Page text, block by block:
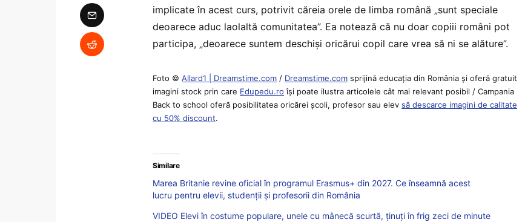
implicate în acest curs, potrivit căreia orele de limba română „sunt speciale
deoarece aduc laolaltă comunitatea”. Ea notează că nu doar copiii români pot
participa, „deoarece suntem deschiși oricărui copil care vrea să ni se alăture”.
Foto © Allard1 | Dreamstime.com / Dreamstime.com sprijină educaţia din România şi oferă gratuit
imagini stock prin care Edupedu.ro îşi poate ilustra articolele cât mai relevant posibil / Campania
Back to school oferă posibilitatea oricărei școli, profesor sau elev să descarce imagini de calitate
cu 50% discount.
Similare
Marea Britanie revine oficial în programul Erasmus+ din 2027. Ce înseamnă acest
lucru pentru elevii, studenții și profesorii din România
VIDEO Elevi în costume populare, unele cu mânecă scurtă, ținuți în frig zeci de minute